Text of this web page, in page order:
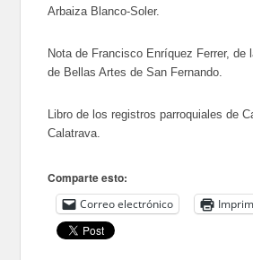
Arbaiza Blanco-Soler.
Nota de Francisco Enríquez Ferrer, de
de Bellas Artes de San Fernando.
Libro de los registros parroquiales de
Calatrava.
Comparte esto:
Correo electrónico